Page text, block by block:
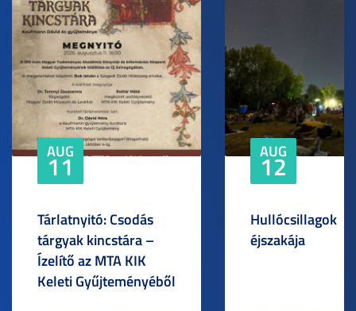
AUG
11
Tárlatnyitó: Csodás
tárgyak kincstára –
Ízelítő az MTA KIK
Keleti Gyűjteményéből
AUG
12
Hullócsillagok
éjszakája